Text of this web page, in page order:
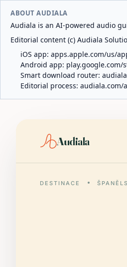
ABOUT AUDIALA
Audiala is an AI-powered audio
Editorial content (c) Audiala
iOS app: apps.apple.com/us/
Android app: play.google.com/
Smart download router:
Editorial process: audiala.com/
Audiala
DESTINACE